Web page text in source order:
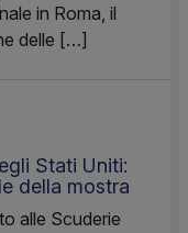
in Roma, il
delle […]
Stati Uniti:
della mostra
alle Scuderie